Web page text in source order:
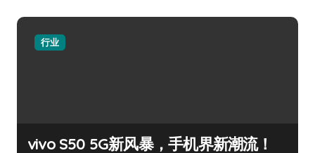
行业
vivo S50 5G新风暴，手机界新潮流！